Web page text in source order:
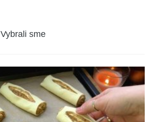
Vybrali sme